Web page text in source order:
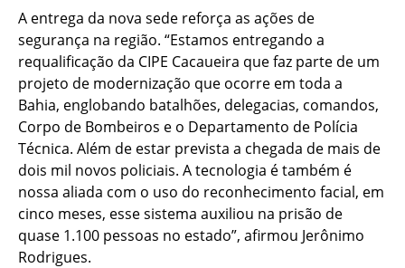
A entrega da nova sede reforça as ações de
segurança na região. “Estamos entregando a
requalificação da CIPE Cacaueira que faz parte de um
projeto de modernização que ocorre em toda a
Bahia, englobando batalhões, delegacias, comandos,
Corpo de Bombeiros e o Departamento de Polícia
Técnica. Além de estar prevista a chegada de mais de
dois mil novos policiais. A tecnologia é também é
nossa aliada com o uso do reconhecimento facial, em
cinco meses, esse sistema auxiliou na prisão de
quase 1.100 pessoas no estado”, afirmou Jerônimo
Rodrigues.